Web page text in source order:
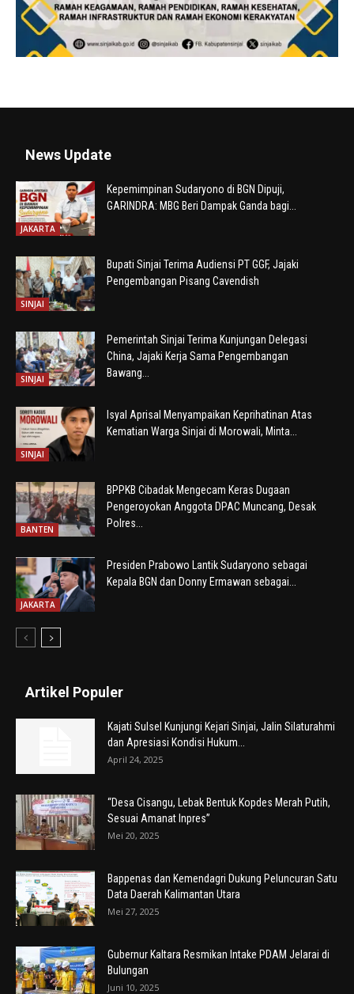
News Update
JAKARTA
Kepemimpinan Sudaryono di BGN Dipuji,
GARINDRA: MBG Beri Dampak Ganda bagi...
SINJAI
Bupati Sinjai Terima Audiensi PT GGF, Jajaki
Pengembangan Pisang Cavendish
SINJAI
Pemerintah Sinjai Terima Kunjungan Delegasi
China, Jajaki Kerja Sama Pengembangan
Bawang...
SINJAI
Isyal Aprisal Menyampaikan Keprihatinan Atas
Kematian Warga Sinjai di Morowali, Minta...
BANTEN
BPPKB Cibadak Mengecam Keras Dugaan
Pengeroyokan Anggota DPAC Muncang, Desak
Polres...
JAKARTA
Presiden Prabowo Lantik Sudaryono sebagai
Kepala BGN dan Donny Ermawan sebagai...
Artikel Populer
Kajati Sulsel Kunjungi Kejari Sinjai, Jalin Silaturahmi
dan Apresiasi Kondisi Hukum...
April 24, 2025
“Desa Cisangu, Lebak Bentuk Kopdes Merah Putih,
Sesuai Amanat Inpres”
Mei 20, 2025
Bappenas dan Kemendagri Dukung Peluncuran Satu
Data Daerah Kalimantan Utara
Mei 27, 2025
Gubernur Kaltara Resmikan Intake PDAM Jelarai di
Bulungan
Juni 10, 2025